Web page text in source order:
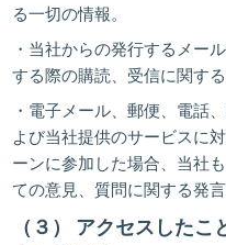
る一切の情報。
・当社からの発行するメー
する際の購読、受信に関する
・電子メール、郵便、電話
よび当社提供のサービスに
ーンに参加した場合、当社
ての意見、質問に関する発
（３） アクセスした